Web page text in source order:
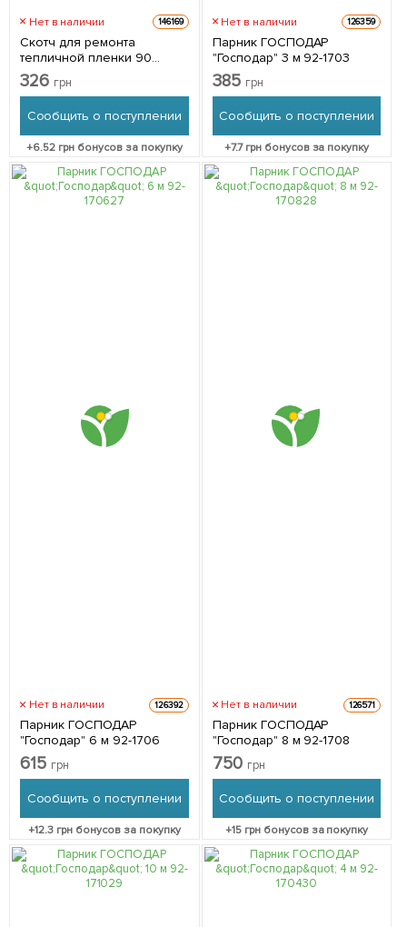
Нет в наличии 146169
Скотч для ремонта
тепличной пленки 90
мм*120 м ( 54 мкм )
326 грн
Сообщить о поступлении
+6.52 грн бонусов за покупку
Нет в наличии 126359
Парник ГОСПОДАР
"Господар" 3 м 92-1703
385 грн
Сообщить о поступлении
+7.7грн бонусов за покупку
Нет в наличии 126392
Парник ГОСПОДАР
"Господар" 6 м 92-1706
615 грн
Сообщить о поступлении
+12.3 грн бонусов за покупку
Нет в наличии 126571
Парник ГОСПОДАР
"Господар" 8 м 92-1708
750 грн
Сообщить о поступлении
+15грн бонусов за покупку